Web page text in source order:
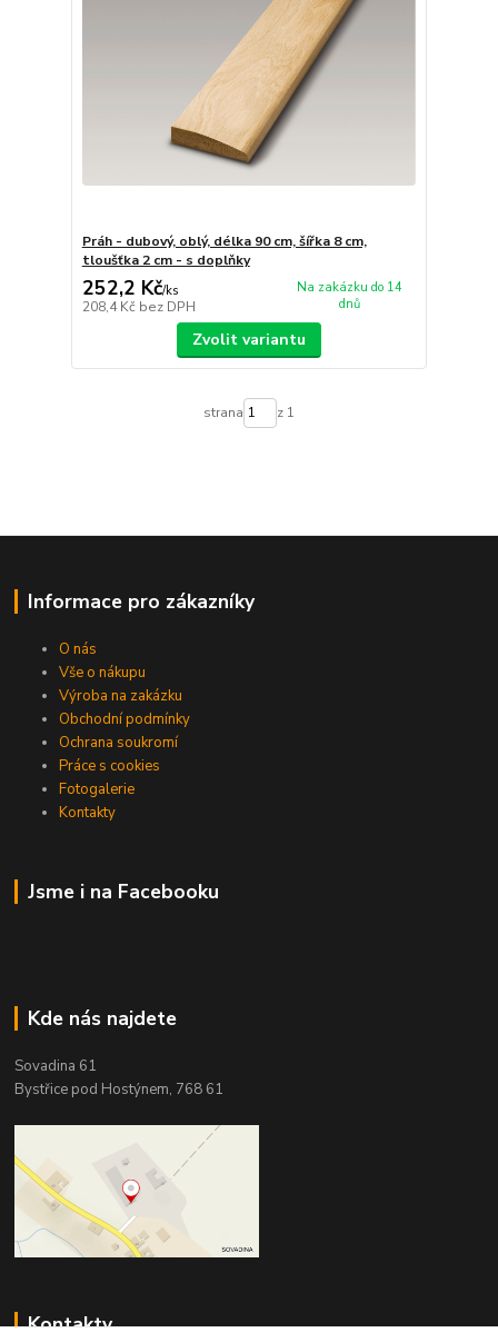
Práh - dubový, oblý, délka 90 cm, šířka 8 cm,
tloušťka 2 cm - s doplňky
252,2 Kč/ks
208,4 Kč bez DPH
Na zakázku do 14
dnů
Zvolit variantu
strana z 1
Informace pro zákazníky
O nás
Vše o nákupu
Výroba na zakázku
Obchodní podmínky
Ochrana soukromí
Práce s cookies
Fotogalerie
Kontakty
Jsme i na Facebooku
Kde nás najdete
Sovadina 61
Bystřice pod Hostýnem, 768 61
Kontakty